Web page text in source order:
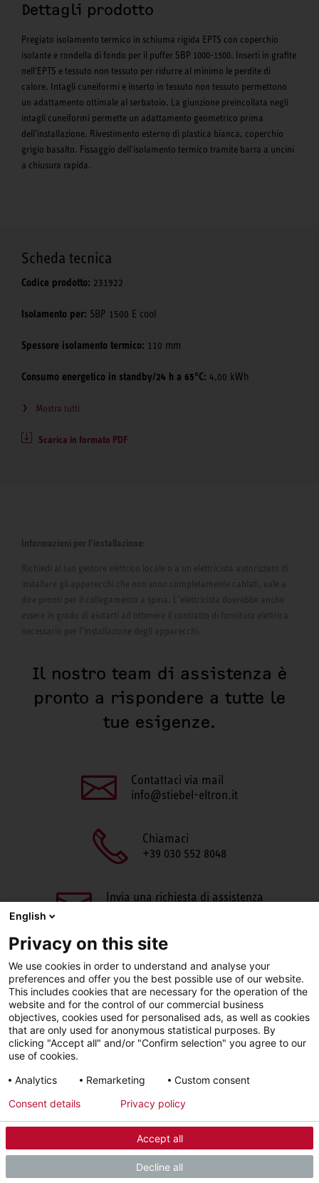
Dettagli prodotto
Pregiato isolamento termico in schiuma rigida EPTS con coperchio
isolante e rondella di fondo per il puffer SBP 1000-1500. Inserti in grafite
nell'EPTS e tessuto non tessuto per ridurre al minimo le perdite di
calore. Intagli cuneiformi e inserto in tessuto non tessuto permettono
un adattamento ottimale al serbatoio. La giunzione preincollata negli
intagli cuneiformi permette un adattamento geometrico prima
dell'installazione. Rivestimento esterno di plastica bianca, coperchio
grigio basalto. Fissaggio dell'isolamento termico tramite barra a uncini
a chiusura rapida.
Scheda tecnica
Codice prodotto: 231922
Isolamento per: SBP 1500 E cool
Spessore isolamento termico: 110 mm
Consumo energetico in standby/24 h a 65°C: 4,00 kWh
Mostra tutti
Scarica in formato PDF
Informazioni per l’installazione:
Richiedi al tuo gestore elettrico locale o a un elettricista autorizzato di
installare gli apparecchi che non sono completamente cablati, vale a
dire pronti per il collegamento a spina. L’elettricista dovrebbe anche
essere in grado di aiutarti ad ottenere il contratto di fornitura elettrica
necessario per l’installazione degli apparecchi.
Il nostro team di assistenza è
pronto a rispondere a tutte le
tue esigenze.
Contattaci via mail
info@stiebel-eltron.it
Chiamaci
+39 030 552 8048
Invia una richiesta di assistenza
Sigla editoriale Informativa sulla privacy
Facebook LinkedIn Instagram
© 2026 - STIEBEL ELTRON GmbH & Co. KG (DE)
English
Privacy on this site
We use cookies in order to understand and analyse your
preferences and offer you the best possible use of our website.
This includes cookies that are necessary for the operation of the
website and for the control of our commercial business
objectives, cookies used for personalised ads, as well as cookies
that are only used for anonymous statistical purposes. By
clicking "Accept all" and/or "Confirm selection" you agree to our
use of cookies.
Analytics
Remarketing Custom consent
Accept all
Decline all
Consent details Privacy policy